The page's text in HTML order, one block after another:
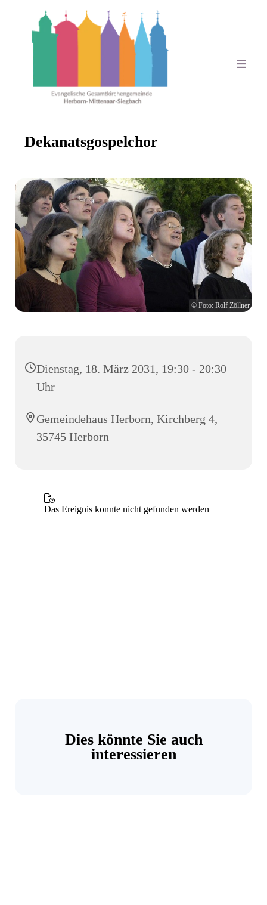
Dekanatsgospelchor
© Foto: Rolf Zöllner
Dienstag, 18. März 2031, 19:30 - 20:30
Uhr
Gemeindehaus Herborn, Kirchberg 4,
35745 Herborn
Dies könnte Sie auch
interessieren